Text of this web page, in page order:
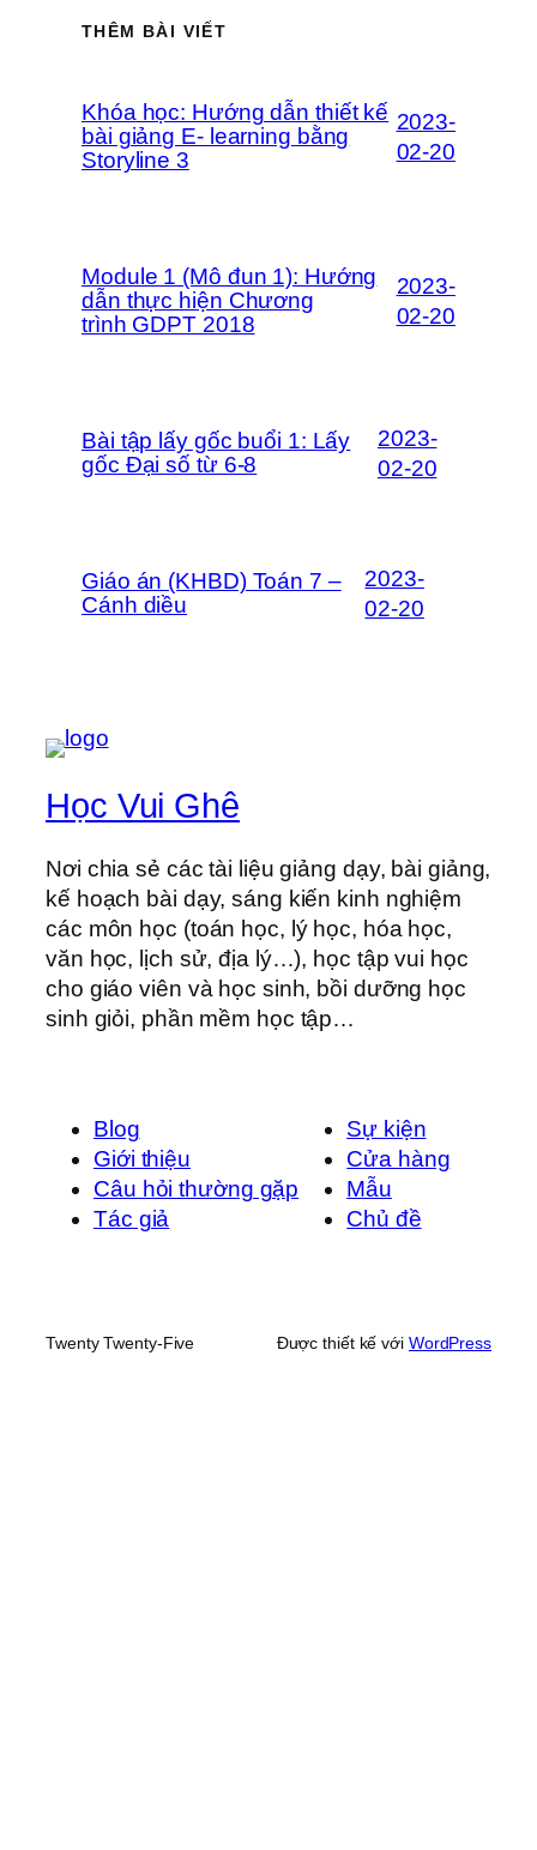
THÊM BÀI VIẾT
Khóa học: Hướng dẫn thiết kế
bài giảng E- learning bằng
Storyline 3
2023-
02-20
Module 1 (Mô đun 1): Hướng
dẫn thực hiện Chương
trình GDPT 2018
2023-
02-20
Bài tập lấy gốc buổi 1: Lấy
gốc Đại số từ 6-8
2023-
02-20
Giáo án (KHBD) Toán 7 –
Cánh diều
2023-
02-20
Học Vui Ghê
Nơi chia sẻ các tài liệu giảng dạy, bài giảng,
kế hoạch bài dạy, sáng kiến kinh nghiệm
các môn học (toán học, lý học, hóa học,
văn học, lịch sử, địa lý…), học tập vui học
cho giáo viên và học sinh, bồi dưỡng học
sinh giỏi, phần mềm học tập…
Blog
Giới thiệu
Câu hỏi thường gặp
Tác giả
Sự kiện
Cửa hàng
Mẫu
Chủ đề
Twenty Twenty-Five Được thiết kế với WordPress